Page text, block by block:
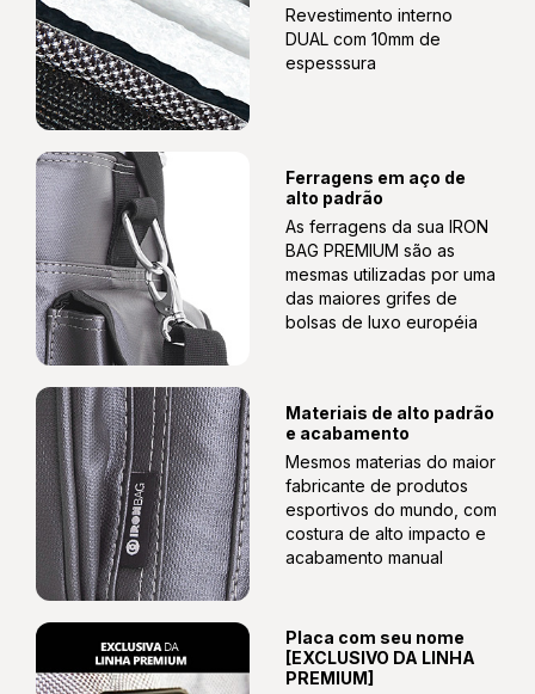
Revestimento interno
DUAL com 10mm de
espesssura
Ferragens em aço de
alto padrão
As ferragens da sua IRON
BAG PREMIUM são as
mesmas utilizadas por uma
das maiores grifes de
bolsas de luxo européia
Materiais de alto padrão
e acabamento
Mesmos materias do maior
fabricante de produtos
esportivos do mundo, com
costura de alto impacto e
acabamento manual
Placa com seu nome
[EXCLUSIVO DA LINHA
PREMIUM]